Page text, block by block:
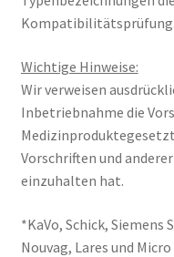
Kompatibilitätsprüfung.
Wichtige Hinweise:
Wir verweisen
Inbetriebnahme die
Vorschriften und anderer
einzuhalten hat.
*KaVo, Schick, Siemens
Nouvag, Lares und